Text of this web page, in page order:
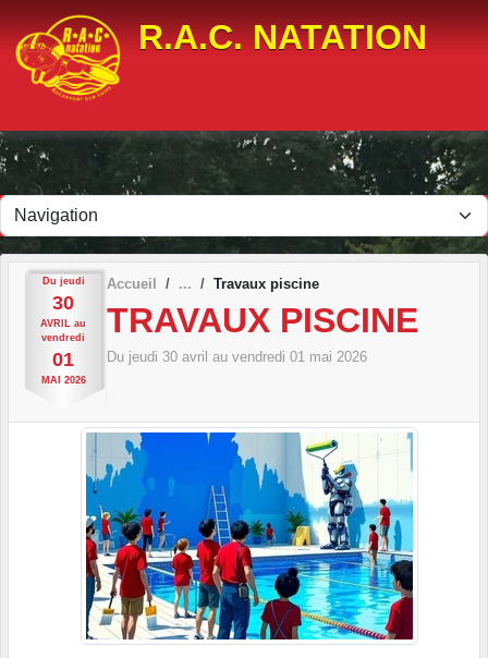
R.A.C. NATATION
Du jeudi
30
AVRIL au
vendredi
01
MAI 2026
Accueil Travaux piscine
TRAVAUX PISCINE
Du jeudi 30 avril au vendredi 01 mai 2026
Panneau de gestion des cookies